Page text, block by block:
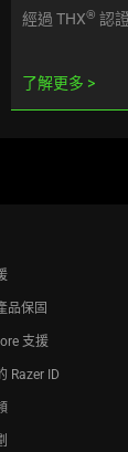
經過 THX® 認
了解更多
品保固
支援
Razer ID